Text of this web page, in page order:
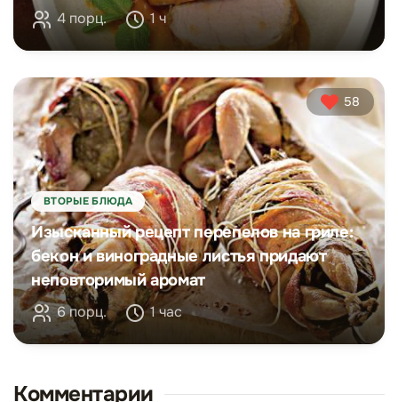
4 порц. 1 ч
58
ВТОРЫЕ БЛЮДА
Изысканный рецепт перепелов на гриле:
бекон и виноградные листья придают
неповторимый аромат
6 порц. 1 час
Комментарии